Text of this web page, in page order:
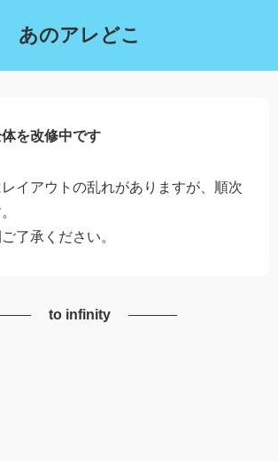
あのアレどこ
を改修中です
イアウトの乱れがありますが、順次
了承ください。
to infinity